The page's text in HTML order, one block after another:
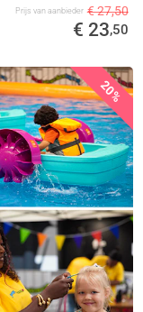
Prijs van aanbieder € 27,50
€ 23,50
20%